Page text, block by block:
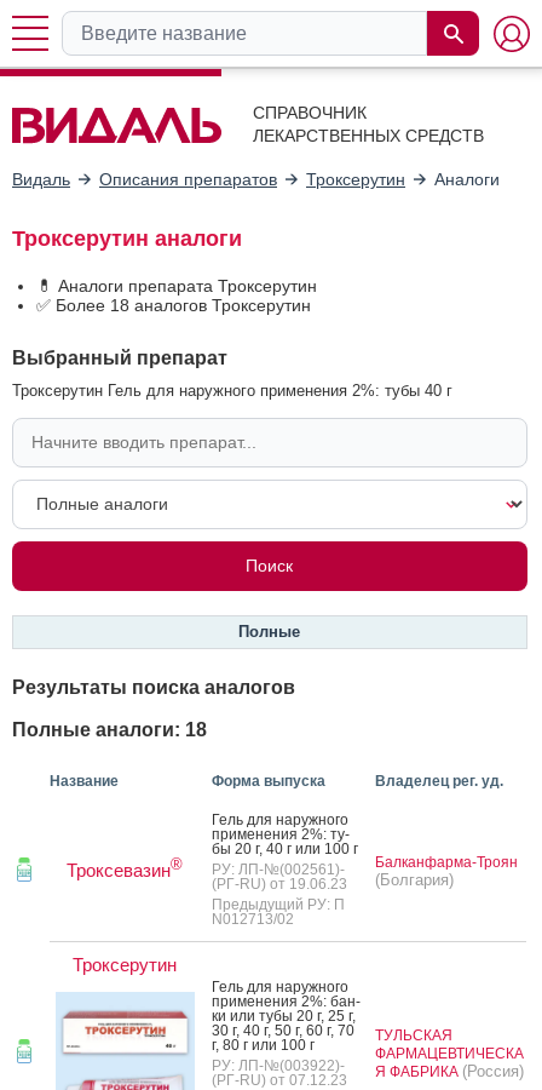
СПРАВОЧНИК
ЛЕКАРСТВЕННЫХ СРЕДСТВ
Видаль Описания препаратов Троксерутин Аналоги
Троксерутин аналоги
💊 Аналоги препарата Троксерутин
✅ Более 18 аналогов Троксерутин
Выбранный препарат
Троксерутин Гель для наружного применения 2%: тубы 40 г
Полные
Результаты поиска аналогов
Полные аналоги: 18
Название Форма выпуска Владелец рег. уд.
Троксевазин®
Гель для на­руж­но­го
при­мене­ния 2%: ту­
бы 20 г, 40 г или 100 г
РУ: ЛП-№(002561)-
(РГ-RU) от 19.06.23
Предыдущий РУ: П
N012713/02
Балканфарма-Троян
(Болгария)
Троксерутин
Гель для на­руж­но­го
при­мене­ния 2%: бан­
ки или ту­бы 20 г, 25 г,
30 г, 40 г, 50 г, 60 г, 70
г, 80 г или 100 г
РУ: ЛП-№(003922)-
(РГ-RU) от 07.12.23
ТУЛЬСКАЯ
ФАРМАЦЕВТИЧЕСКА
Я ФАБРИКА (Россия)